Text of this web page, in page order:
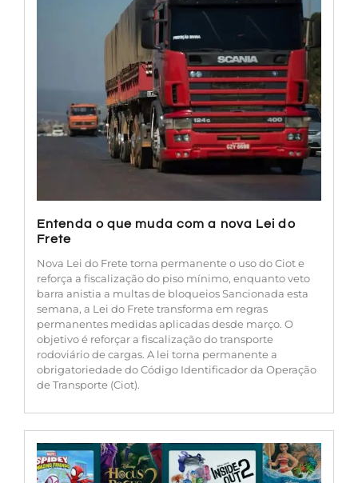
Entenda o que muda com a nova Lei do
Frete
Nova Lei do Frete torna permanente o uso do Ciot e
reforça a fiscalização do piso mínimo, enquanto veto
barra anistia a multas de bloqueios Sancionada esta
semana, a Lei do Frete transforma em regras
permanentes medidas aplicadas desde março. O
objetivo é reforçar a fiscalização do transporte
rodoviário de cargas. A lei torna permanente a
obrigatoriedade do Código Identificador da Operação
de Transporte (Ciot).